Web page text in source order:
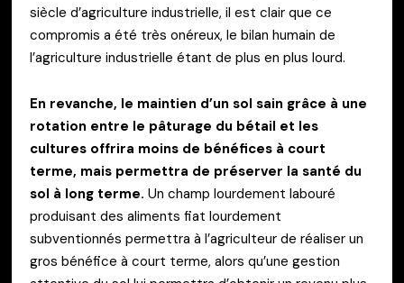
siècle d’agriculture industrielle, il est clair que ce
compromis a été très onéreux, le bilan humain de
l’agriculture industrielle étant de plus en plus lourd.
En revanche, le maintien d’un sol sain grâce à une
rotation entre le pâturage du bétail et les
cultures offrira moins de bénéfices à court
terme, mais permettra de préserver la santé du
sol à long terme. Un champ lourdement labouré
produisant des aliments fiat lourdement
subventionnés permettra à l’agriculteur de réaliser un
gros bénéfice à court terme, alors qu’une gestion